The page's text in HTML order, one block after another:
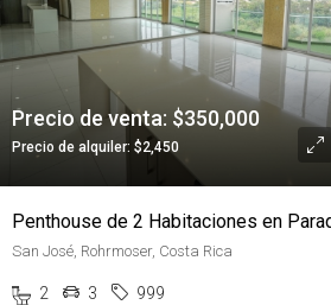
Precio de venta: $350,000
Precio de alquiler: $2,450
San José, Rohrmoser, Costa Rica
2 3 999